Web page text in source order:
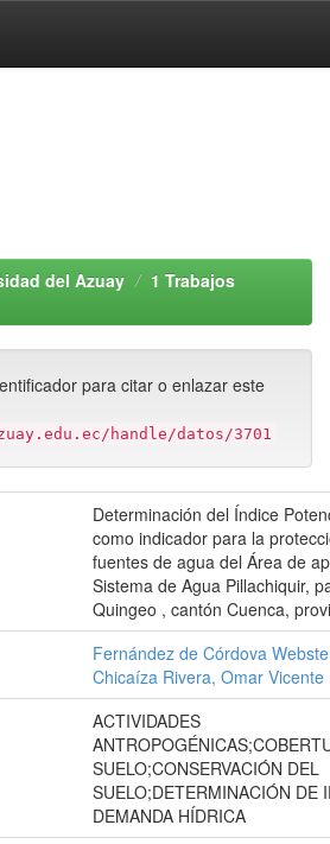
del Azuay
1 Trabajos
para citar o enlazar este
handle/datos/3701
Determinación del Índice
como indicador para la
fuentes de agua del Área de
Sistema de Agua Pillachiquir,
Quingeo , cantón Cuenca,
Fernández de Córdova
Chicaíza Rivera, Omar Vicente
ACTIVIDADES
SUELO;CONSERVACIÓN DEL
SUELO;DETERMINACIÓN DE
DEMANDA HÍDRICA